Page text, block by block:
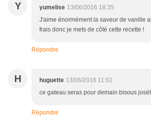
Y yumelise 13/06/2016 18:35
J'aime énormément la saveur de vanille
frais donc je mets de côté cette recette !
Répondre
H huguette 13/06/2016 11:02
ce gateau seras pour demain bisous
Répondre